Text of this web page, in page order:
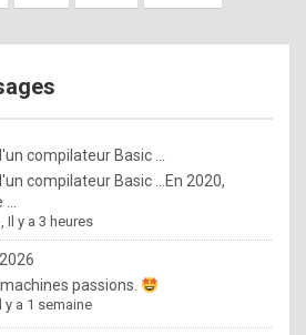
%
m
a
d
b
y
compilateur Basic ...
compilateur Basic ...En 2020,
...
Il y a 3 heures
passions.
y a 1 semaine